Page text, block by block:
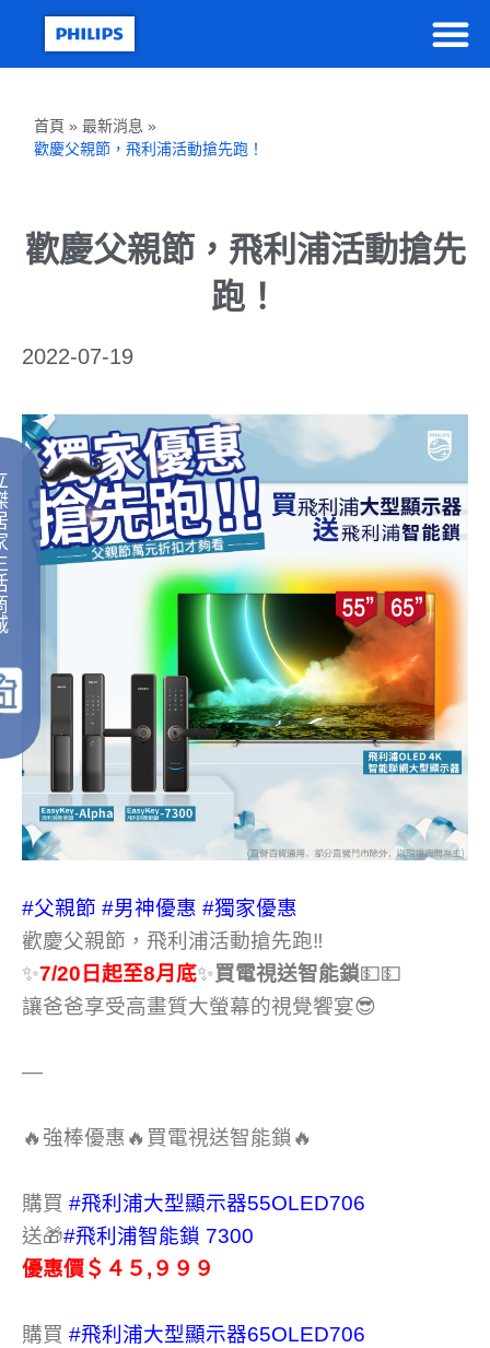
首頁 » 最新消息 »
歡慶父親節，飛利浦活動搶先跑！
歡慶父親節，飛利浦活動搶先
跑！
2022-07-19
#父親節 #男神優惠 #獨家優惠
歡慶父親節，飛利浦活動搶先跑‼
✨7/20日起至8月底✨買電視送智能鎖💵💵
讓爸爸享受高畫質大螢幕的視覺饗宴😎
—
🔥強棒優惠🔥買電視送智能鎖🔥
購買 #飛利浦大型顯示器55OLED706
送🎁#飛利浦智能鎖 7300
優惠價＄４５,９９９
購買 #飛利浦大型顯示器65OLED706